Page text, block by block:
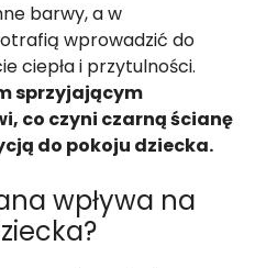
barwy, a w
wprowadzić do
ciepła i przytulności.
sprzyjającym
co czyni czarną ścianę
do pokoju dziecka.
wpływa na